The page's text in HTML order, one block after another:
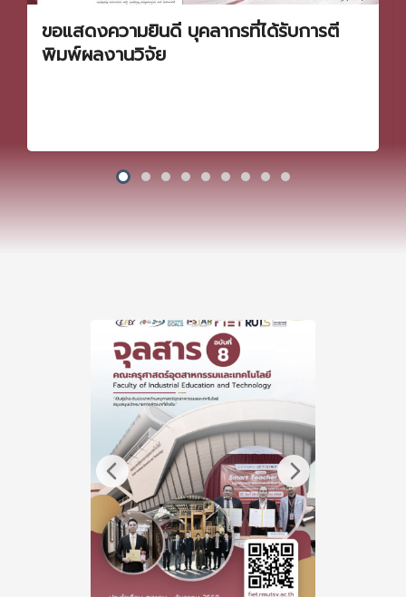
ขอแสดงความยินดี บุคลากรที่ได้รับการตี
พิมพ์ผลงานวิจัย